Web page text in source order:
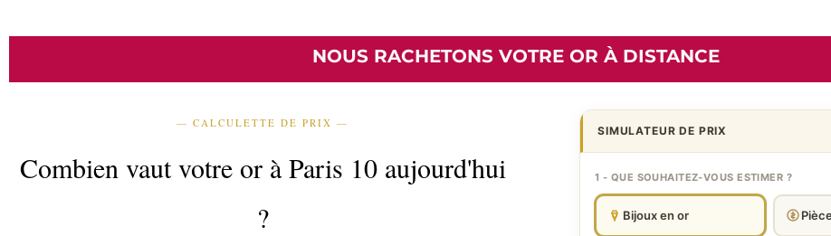
NOUS RACHETONS VOTRE OR À DISTANCE
— CALCULETTE DE PRIX —
Combien vaut votre or à Paris 10 aujourd'hui
?
SIMULATEUR DE PRIX
1 - QUE SOUHAITEZ-VOUS ESTIMER ?
Bijoux en or